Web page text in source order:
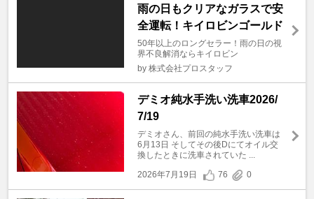
雨の日もクリアなガラスで安
全運転！キイロビンゴールド
50年以上のロングセラー！雨の日の視
界不良解消ならキイロビン
by 株式会社プロスタッフ
デミオ純水手洗い洗車2026/
7/19
デミオさん、前回の純水手洗い洗車は
6月13日 そしてその後Dにてオイル交
換したときに洗車されていた ...
2026年7月19日
76 0